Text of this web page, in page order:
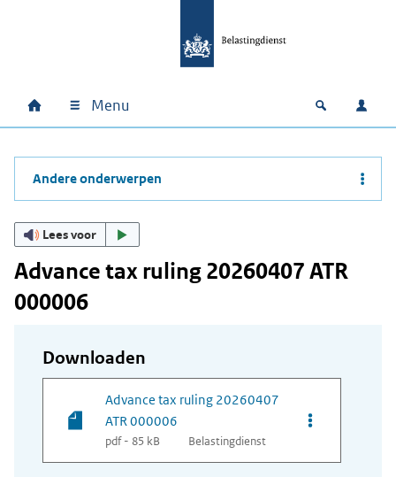
Hoofdnavigatie
Home Menu Open
Andere onderwerpen
Lees voor
Advance tax ruling 20260407 ATR
000006
Downloaden
Advance tax ruling 20260407
ATR 000006
pdf - 85 kB Belastingdienst
Opties van